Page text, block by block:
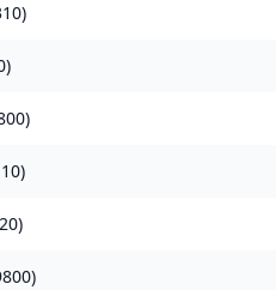
)
)
)
)
)
)